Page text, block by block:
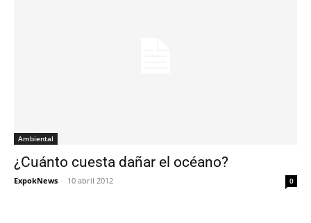
Ambiental
¿Cuánto cuesta dañar el océano?
ExpokNews - 10 abril 2012 0